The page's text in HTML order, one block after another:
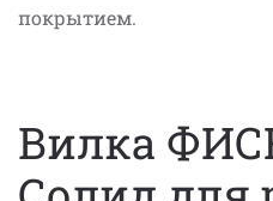
покрытием.
Вилка